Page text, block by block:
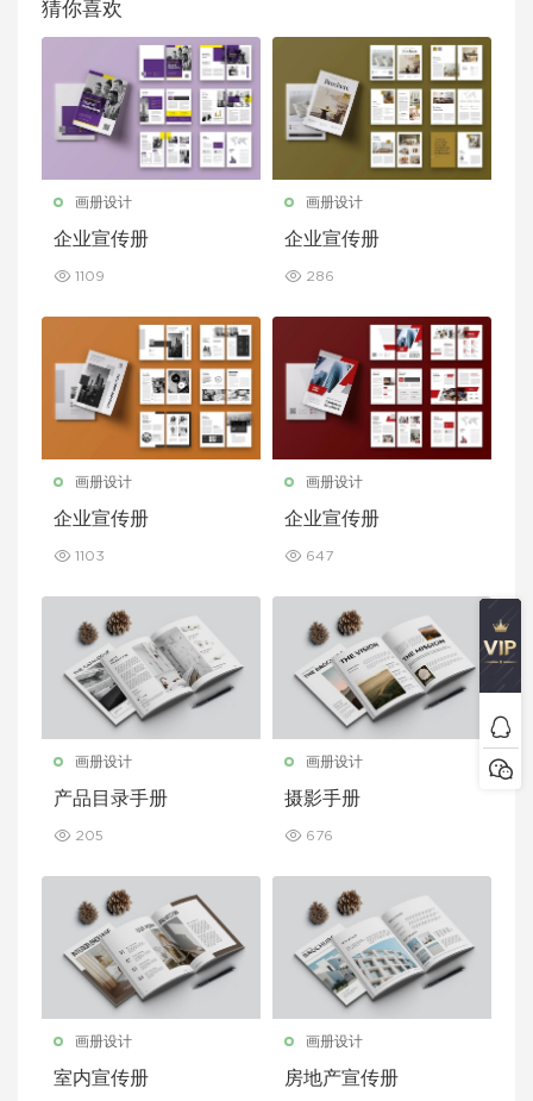
猜你喜欢
画册设计
企业宣传册
1109
画册设计
企业宣传册
286
画册设计
企业宣传册
1103
画册设计
企业宣传册
647
画册设计
产品目录手册
205
画册设计
摄影手册
676
画册设计
室内宣传册
画册设计
房地产宣传册